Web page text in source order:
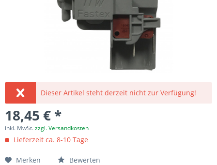
Dieser Artikel steht derzeit nicht zur Verfügung!
18,45 € *
inkl. MwSt.zzgl. Versandkosten
Lieferzeit ca. 8-10 Tage
Merken Bewerten